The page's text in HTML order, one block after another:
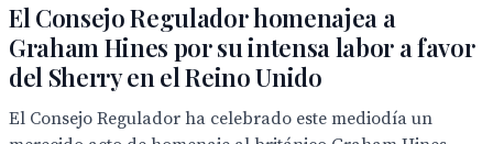
El Consejo Regulador homenajea a
Graham Hines por su intensa labor a favor
del Sherry en el Reino Unido
El Consejo Regulador ha celebrado este mediodía un